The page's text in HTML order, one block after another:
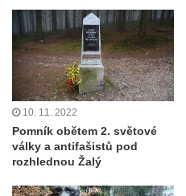
10. 11. 2022
Pomník obětem 2. světové
války a antifašistů pod
rozhlednou Žalý